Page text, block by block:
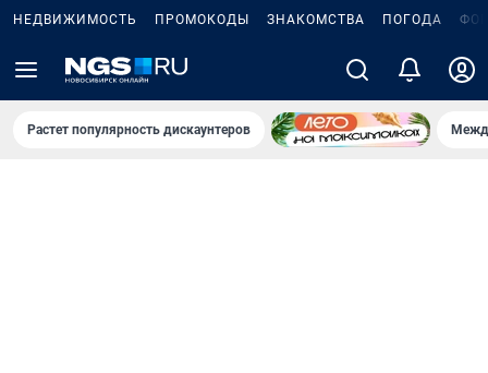
НЕДВИЖИМОСТЬ ПРОМОКОДЫ ЗНАКОМСТВА ПОГОДА
Растет популярность дискаунтеров